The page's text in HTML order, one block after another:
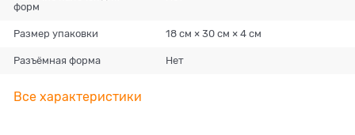
форм
Размер упаковки 18 см × 30 см × 4 см
Разъёмная форма Нет
Все характеристики